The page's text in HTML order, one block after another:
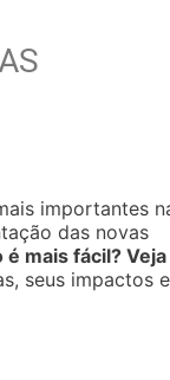
importantes
das novas
mais fácil? Veja
seus impactos e